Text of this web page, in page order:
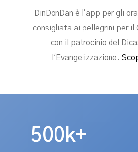
DinDonDan è l'app per gli
consigliata ai pellegrini per il
con il patrocinio del
l'Evangelizzazione.
500k+